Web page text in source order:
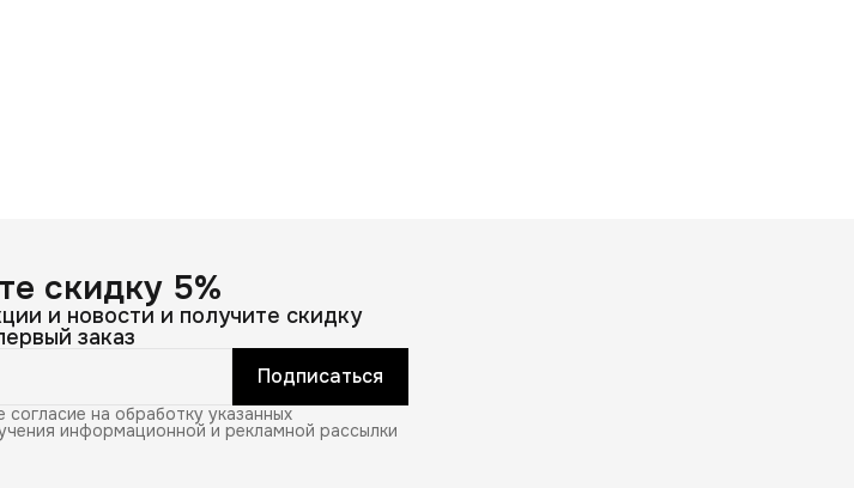
скидку 5%
и новости и получите скидку
заказ
Подписаться
на обработку указанных
информационной и рекламной рассылки